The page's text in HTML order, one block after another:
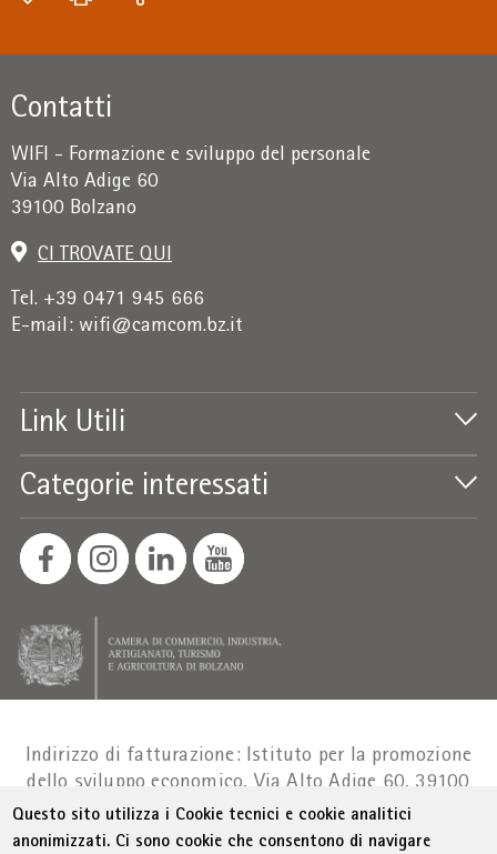
Contatti
WIFI - Formazione e sviluppo del personale
Via Alto Adige 60
39100 Bolzano
CI TROVATE QUI
Tel. +39 0471 945 666
E-mail: wifi@camcom.bz.it
Link Utili
Categorie interessati
Indirizzo di fatturazione: Istituto per la promozione
dello sviluppo economico, Via Alto Adige 60, 39100
BolzanoPart. IVA 01716880214|administration-
as@bz.legalmail.camcom.it
Questo sito utilizza i Cookie tecnici e cookie analitici
anonimizzati. Ci sono cookie che consentono di navigare